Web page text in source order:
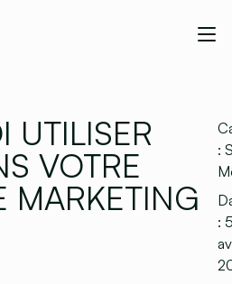
UTILISER
VOTRE
MARKETING
:
: